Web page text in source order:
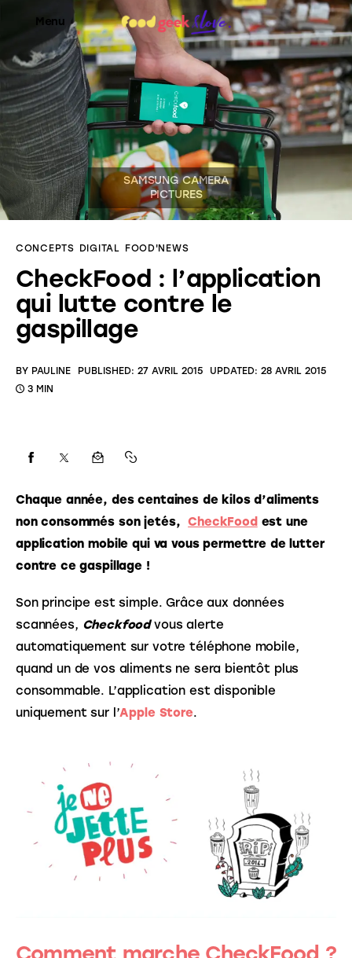
Menu
Food’News
Food’Com
Food’Art
Food’Life
CONCEPTS DIGITAL FOOD'NEWS
CheckFood : l’application
qui lutte contre le
gaspillage
BY PAULINE PUBLISHED: 27 AVRIL 2015 UPDATED: 28 AVRIL 2015
3 MIN
Chaque année, des centaines de kilos d’aliments
non consommés son jetés, CheckFood est une
application mobile qui va vous permettre de lutter
contre ce gaspillage !
Son principe est simple. Grâce aux données
scannées, Checkfood vous alerte
automatiquement sur votre téléphone mobile,
quand un de vos aliments ne sera bientôt plus
consommable. L’application est disponible
uniquement sur l’Apple Store.